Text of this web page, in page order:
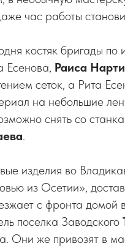
час работы
костяк бригады
Есенова, Раиса
сеток, а Рита
на небольшие
снять со
.
изделия во
из Осетии»,
с фронта домой
поселка Заводского
Они же привозят в